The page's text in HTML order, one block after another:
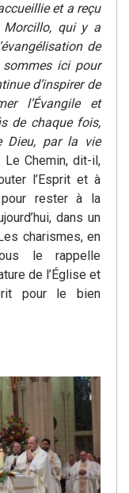
et a reçu
Morcillo, qui y a
de
sommes ici pour
d’inspirer de
l’Évangile et
de chaque fois,
Dieu, par la vie
Le Chemin, dit-il,
l’Esprit et à
rester à la
dans un
charismes, en
le rappelle
de l’Église et
pour le bien